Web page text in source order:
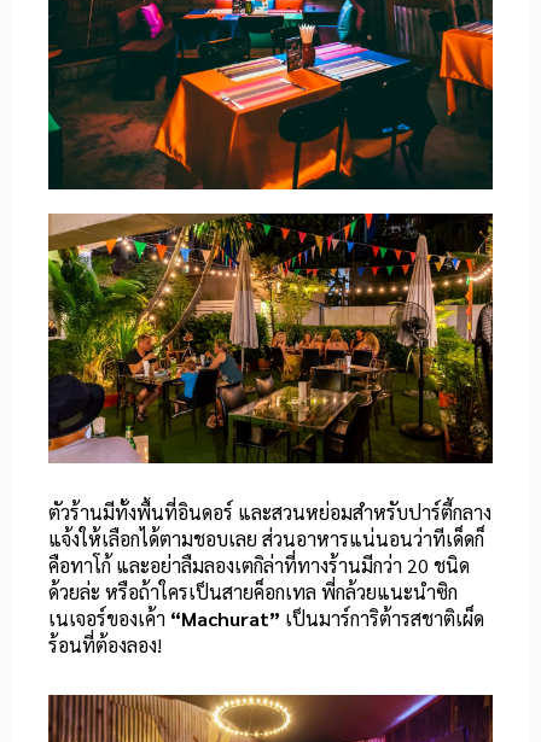
ตัวร้านมีทั้งพื้นที่อินดอร์ และสวนหย่อมสำหรับปาร์ตี้กลาง
แจ้งให้เลือกได้ตามชอบเลย ส่วนอาหารแน่นอนว่าทีเด็ดก็
คือทาโก้ และอย่าลืมลองเตกิล่าที่ทางร้านมีกว่า 20 ชนิด
ด้วยล่ะ หรือถ้าใครเป็นสายค็อกเทล พี่กล้วยแนะนำซิก
เนเจอร์ของเค้า “Machurat” เป็นมาร์การิต้ารสชาติเผ็ด
ร้อนที่ต้องลอง!